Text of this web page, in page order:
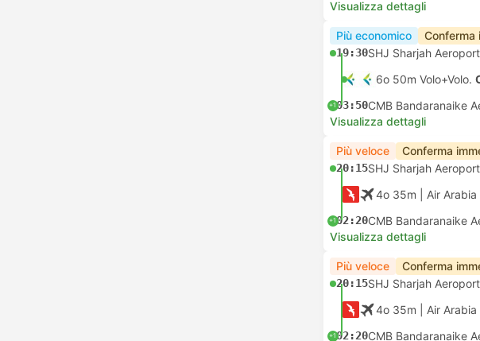
Visualizza dettagli
Più economico Conferma
19:30SHJ Sharjah
6o 50m Volo+Volo.
+103:50
Visualizza dettagli
Più veloce Conferma
20:15SHJ Sharjah
4o 35m | Air Arabia
+102:20
Visualizza dettagli
Più veloce Conferma
20:15SHJ Sharjah
4o 35m | Air Arabia
+102:20